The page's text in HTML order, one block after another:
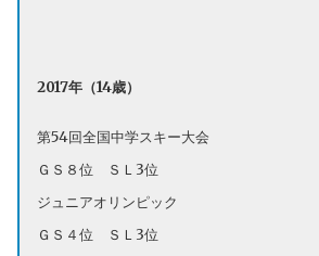
2017年（14歳）
第54回全国中学スキー大会
ＧＳ８位 ＳＬ3位
ジュニアオリンピック
ＧＳ４位 ＳＬ3位